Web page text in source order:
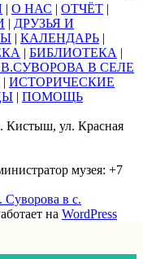
| О НАС | ОТЧЁТ |
| ДРУЗЬЯ И
| КАЛЕНДАРЬ |
| БИБЛИОТЕКА |
В СЕЛЕ
| ИСТОРИЧЕСКИЕ
| ПОМОЩЬ
Кистыш, ул. Красная
музея: +7
в с.
на WordPress